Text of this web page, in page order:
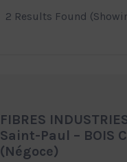
2 Results Found
FIBRES
Saint-Paul – BOIS
(Négoce)